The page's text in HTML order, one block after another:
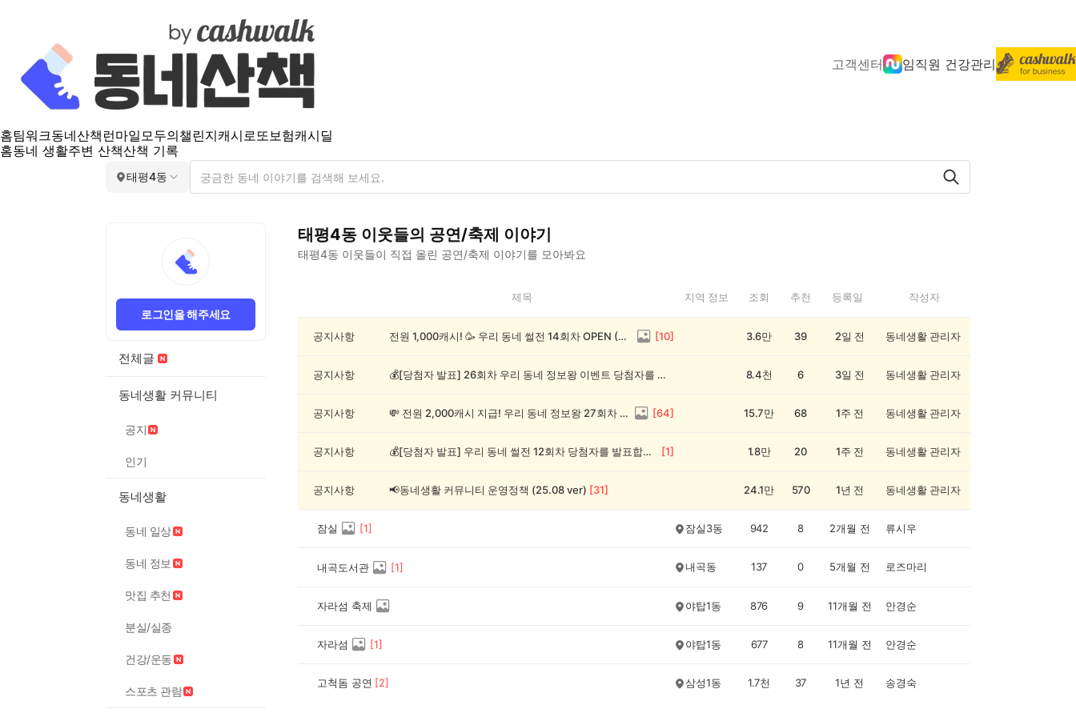
고객센터 임직원 건강관리
홈팀워크동네산책 런마일모두의챌린지캐시로또보험캐시딜
홈동네 생활주변 산책산책 기록
태평4동
로그인을 해주세요
전체글
동네생활 커뮤니티
공지
인기
동네생활
동네 일상
동네 정보
맛집 추천
분실/실종
건강/운동
스포츠 관람
태평4동 이웃들의 공연/축제 이야기
태평4동 이웃들이 직접 올린 공연/축제 이야기를 모아봐요
4
제목 지역 정보 조회 추천 등록일 작성자
공지사항 전원 1,000캐시! 🥳 우리 동네 썰전 14회차 OPEN (~8/17) [10] 3.6만 39 2일 전 동네생활 관리자
공지사항 💰[당첨자 발표] 26회차 우리 동네 정보왕 이벤트 당첨자를 발표합니다! 8.4천 6 3일 전 동네생활 관리자
공지사항 💸 전원 2,000캐시 지급! 우리 동네 정보왕 27회차 (~8/10) [64] 15.7만 68 1주 전 동네생활 관리자
공지사항 💰[당첨자 발표] 우리 동네 썰전 12회차 당첨자를 발표합니다! [1] 1.8만 20 1주 전 동네생활 관리자
공지사항 📢동네생활 커뮤니티 운영정책 (25.08 ver) [31] 24.1만 570 1년 전 동네생활 관리자
잠실 [1] 잠실3동 942 8 2개월 전 류시우
내곡도서관 [1] 내곡동 137 0 5개월 전 로즈마리
자라섬 축제 야탑1동 876 9 11개월 전 안경순
자라섬 [1] 야탑1동 677 8 11개월 전 안경순
고척돔 공연 [2] 삼성1동 1.7천 37 1년 전 송경숙